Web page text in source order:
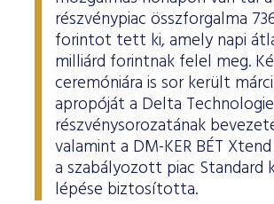
részvénypiac összforgalma
forintot tett ki, amely napi
milliárd forintnak felel meg.
ceremóniára is sor került
apropóját a Delta
részvénysorozatának
valamint a DM-KER BÉT
a szabályozott piac Standard
lépése biztosította.